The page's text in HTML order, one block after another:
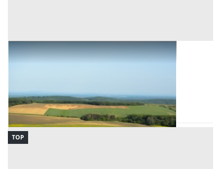
Terreni all'asta a Palermo
Codice asta:770598a7
Asta chiusa
TOP